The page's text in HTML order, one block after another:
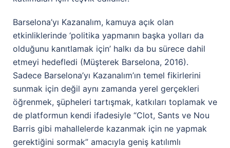
Barselona’yı Kazanalım, kamuya açık olan
etkinliklerinde ‘politika yapmanın başka yolları da
olduğunu kanıtlamak için’ halkı da bu sürece dahil
etmeyi hedefledi (Müşterek Barselona, 2016).
Sadece Barselona’yı Kazanalım’ın temel fikirlerini
sunmak için değil aynı zamanda yerel gerçekleri
öğrenmek, şüpheleri tartışmak, katkıları toplamak ve
de platformun kendi ifadesiyle “Clot, Sants ve Nou
Barris gibi mahallelerde kazanmak için ne yapmak
gerektiğini sormak” amacıyla geniş katılımlı